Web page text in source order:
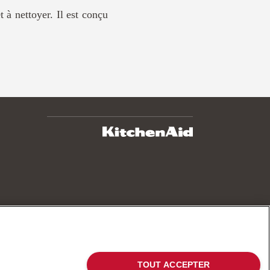
à nettoyer. Il est conçu
TOUT ACCEPTER